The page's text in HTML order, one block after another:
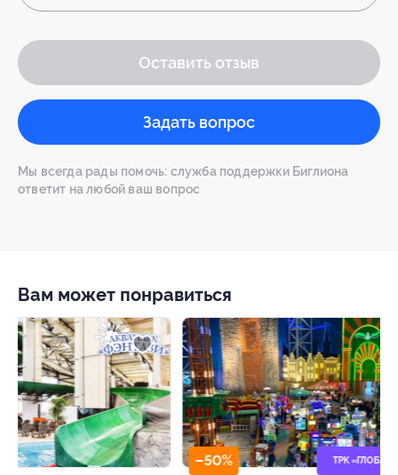
Оставить отзыв
Задать вопрос
Мы всегда рады помочь: служба поддержки Биглиона
ответит на любой ваш вопрос
Вам может понравиться
–50% ТРК «ГЛОБАЛ СИТИ» –40%